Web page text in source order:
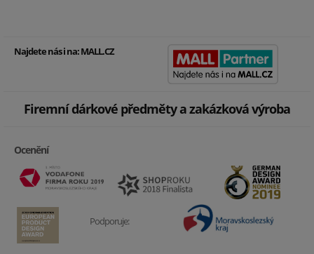
Najdete nás i na:MALL.CZ
Firemní dárkové předměty a zakázková výroba
Ocenění
Podporuje: